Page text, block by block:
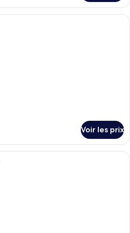
Un lit doté d’une tête de lit
Voir les prix
Une chambre d’hôtel avec un lit, un